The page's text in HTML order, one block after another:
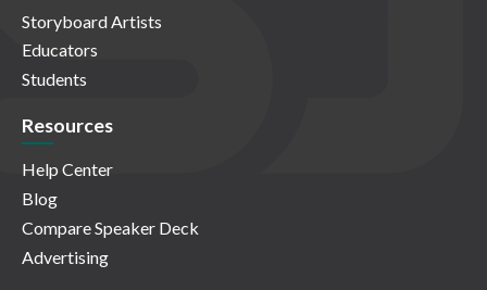
Storyboard Artists
Educators
Students
Resources
Help Center
Blog
Compare Speaker Deck
Advertising